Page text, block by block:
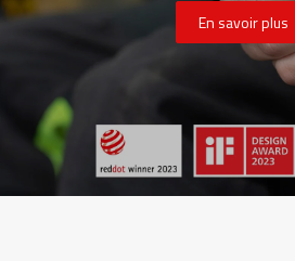
En savoir plus